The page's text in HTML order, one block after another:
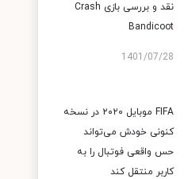
نقد و بررسی بازی Crash
Bandicoot
1401/07/28
FIFA موبایل ۲۰۲۰ در نسخه
کنونی خودش می‌تواند
حس واقعی فوتبال را به
کاربر منتقل کند